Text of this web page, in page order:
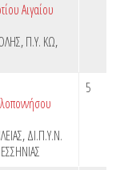
Αιγαίου
,Π.Υ. ΚΩ,
,ΔΙ.Π.Υ.Ν.
5